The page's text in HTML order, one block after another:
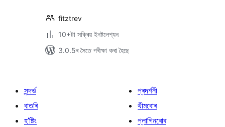
fitztrev
10+টা সক্ৰিয় ইনষ্টলেশ্যন
3.0.5ৰ সৈতে পৰীক্ষা কৰা হৈছে
সন্দৰ্ভ
বাতৰি
হ’ষ্টিং
প্ৰদৰ্শনী
থীমবোৰ
প্লাগিনবোৰ